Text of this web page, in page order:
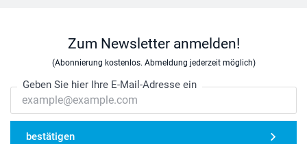
Zum Newsletter anmelden!
(Abonnierung kostenlos. Abmeldung jederzeit möglich)
Geben Sie hier Ihre E-Mail-Adresse ein
bestätigen